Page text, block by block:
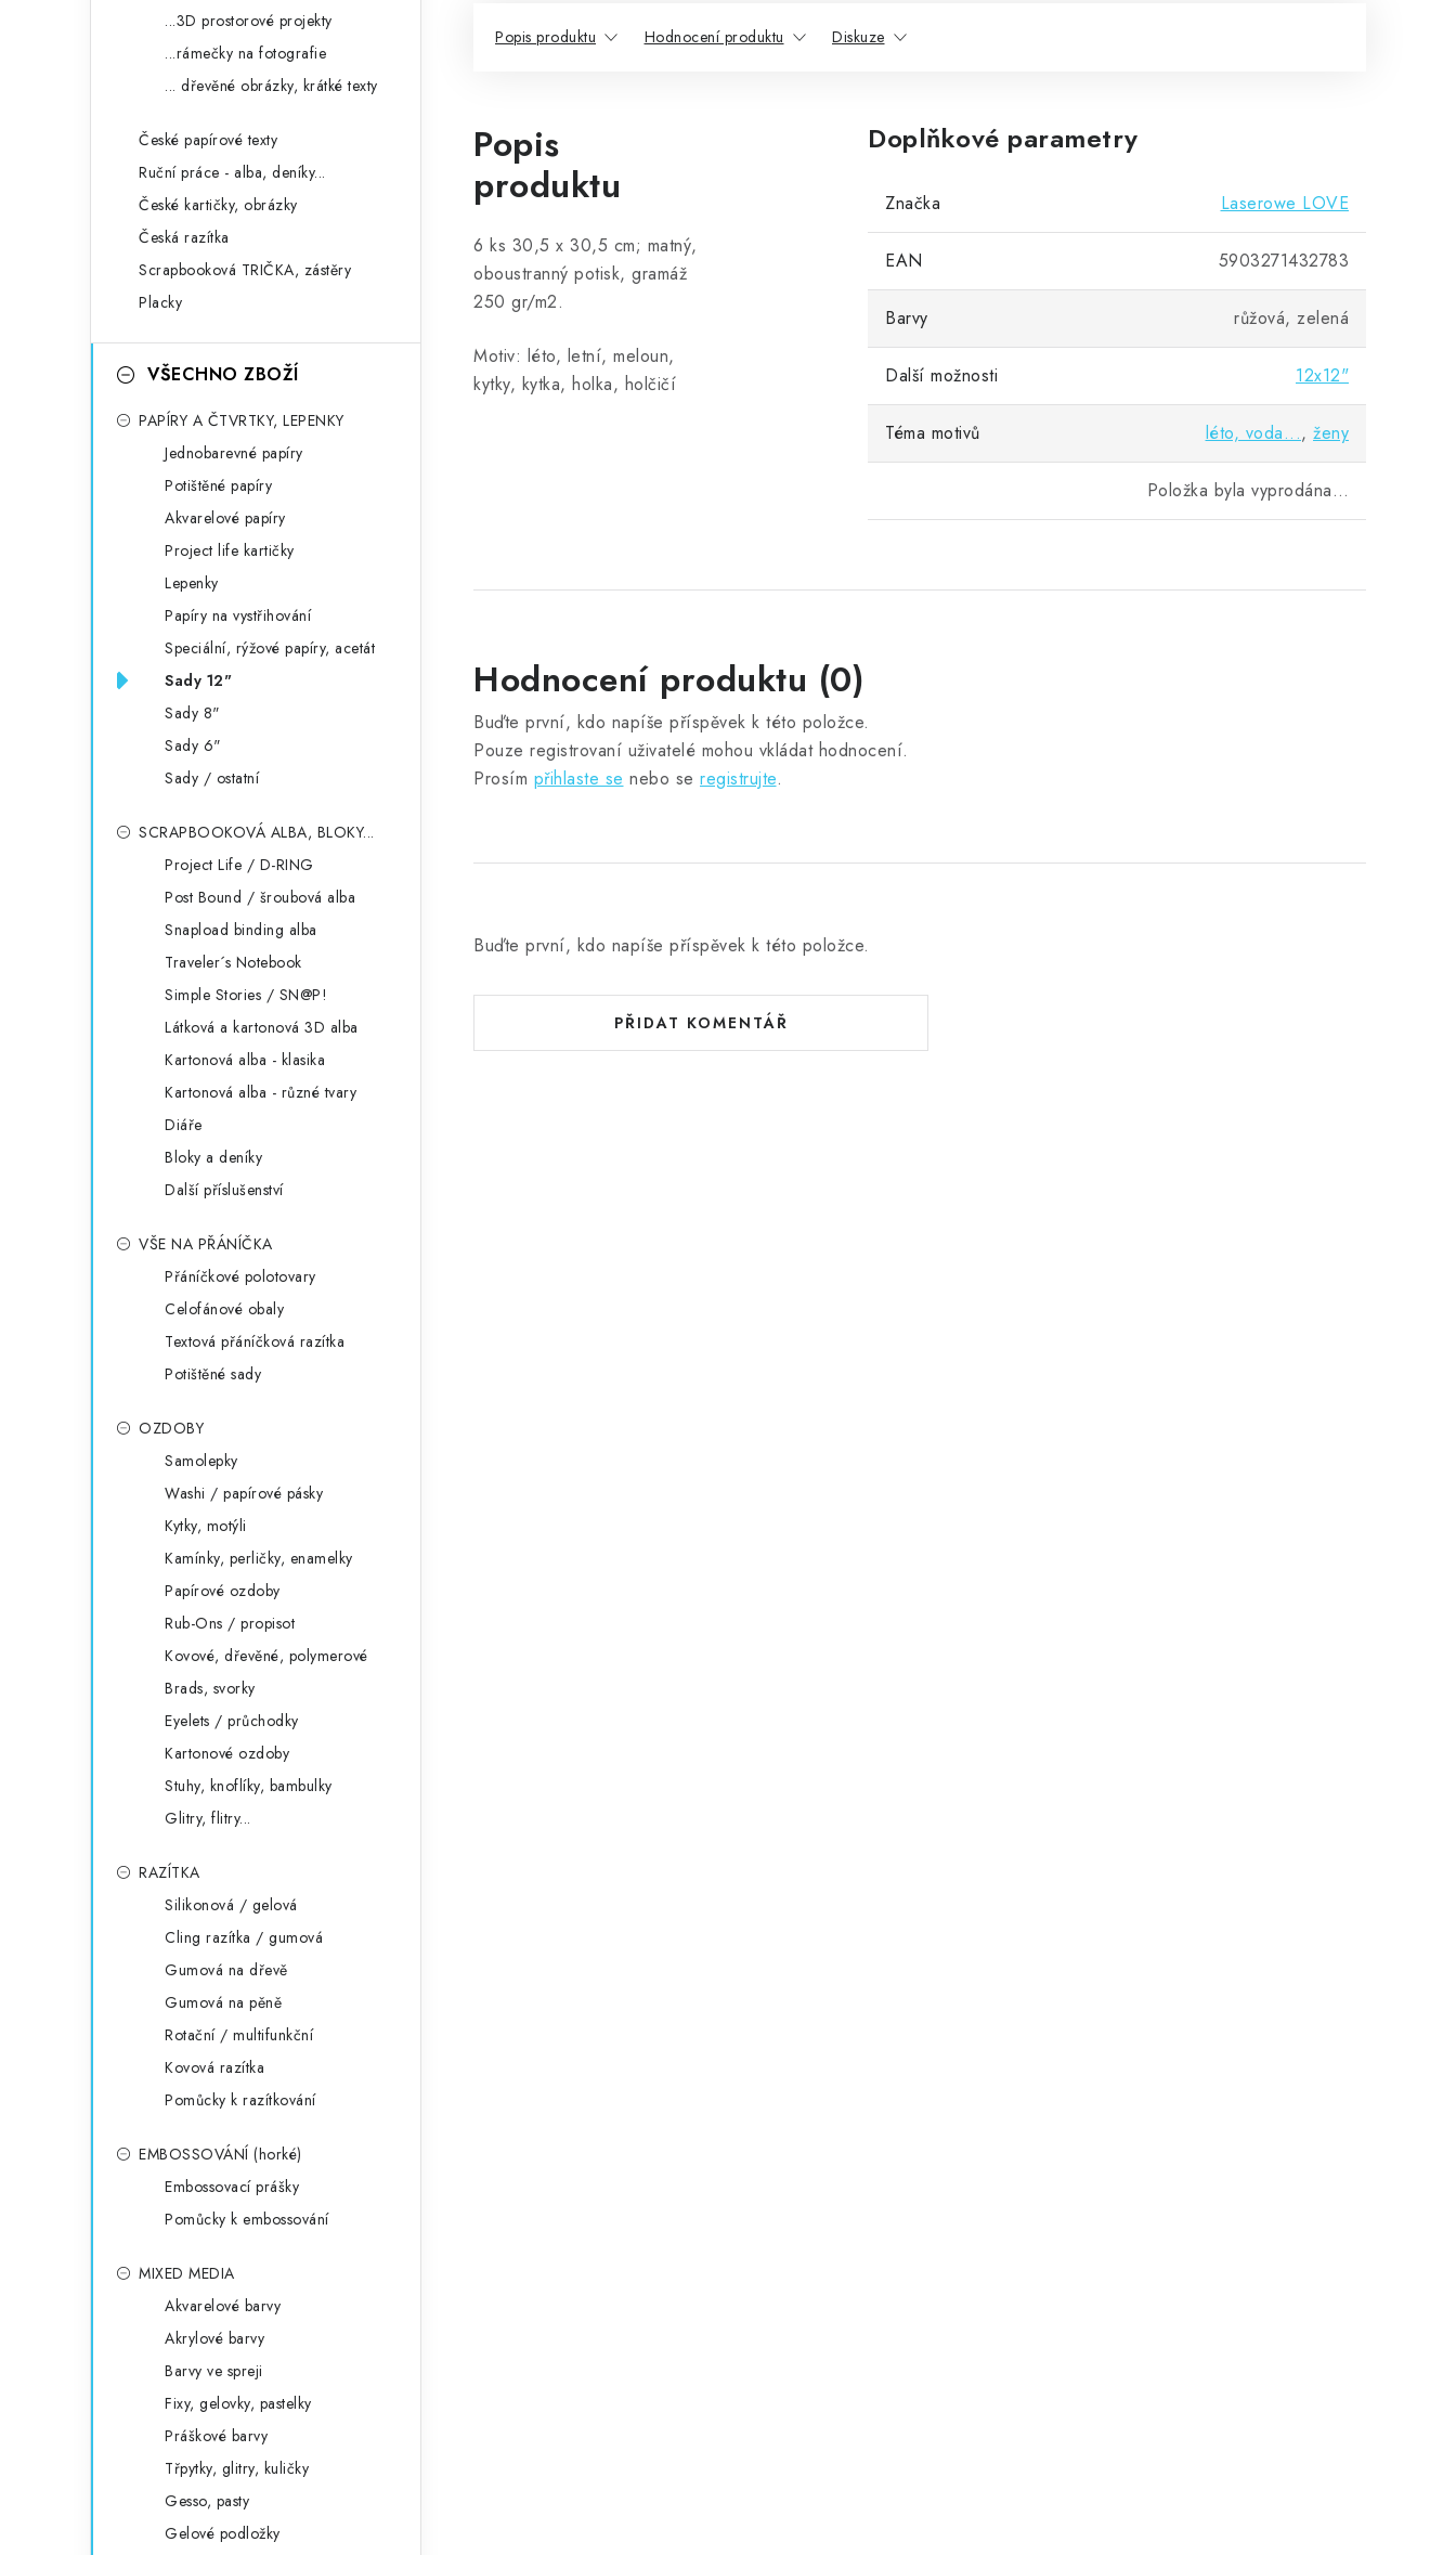
...3D prostorové projekty
...rámečky na fotografie
... dřevěné obrázky, krátké texty
České papírové texty
Ruční práce - alba, deníky...
České kartičky, obrázky
Česká razítka
Scrapbooková TRIČKA, zástěry
Placky
VŠECHNO ZBOŽÍ
PAPÍRY A ČTVRTKY, LEPENKY
Jednobarevné papíry
Potištěné papíry
Akvarelové papíry
Project life kartičky
Lepenky
Papíry na vystřihování
Speciální, rýžové papíry, acetát
Sady 12"
Sady 8"
Sady 6"
Sady / ostatní
SCRAPBOOKOVÁ ALBA, BLOKY...
Project Life / D-RING
Post Bound / šroubová alba
Snapload binding alba
Traveler´s Notebook
Simple Stories / SN@P!
Látková a kartonová 3D alba
Kartonová alba - klasika
Kartonová alba - různé tvary
Diáře
Bloky a deníky
Další příslušenství
VŠE NA PŘÁNÍČKA
Přáníčkové polotovary
Celofánové obaly
Textová přáníčková razítka
Potištěné sady
OZDOBY
Samolepky
Washi / papírové pásky
Kytky, motýli
Kamínky, perličky, enamelky
Papírové ozdoby
Rub-Ons / propisot
Kovové, dřevěné, polymerové
Brads, svorky
Eyelets / průchodky
Kartonové ozdoby
Stuhy, knoflíky, bambulky
Glitry, flitry...
RAZÍTKA
Silikonová / gelová
Cling razítka / gumová
Gumová na dřevě
Gumová na pěně
Rotační / multifunkční
Kovová razítka
Pomůcky k razítkování
EMBOSSOVÁNÍ (horké)
Embossovací prášky
Pomůcky k embossování
MIXED MEDIA
Akvarelové barvy
Akrylové barvy
Barvy ve spreji
Fixy, gelovky, pastelky
Práškové barvy
Třpytky, glitry, kuličky
Gesso, pasty
Gelové podložky
Popis produktu Hodnocení produktu Diskuze
Popis
produktu
6 ks 30,5 x 30,5 cm; matný,
oboustranný potisk, gramáž
250 gr/m2.
Motiv: léto, letní, meloun,
kytky, kytka, holka, holčičí
Doplňkové parametry
Značka Laserowe LOVE
EAN 5903271432783
Barvy růžová, zelená
Další možnosti 12x12"
Téma motivů léto, voda..., ženy
Položka byla vyprodána…
Hodnocení produktu (0)
Buďte první, kdo napíše příspěvek k této položce.
Pouze registrovaní uživatelé mohou vkládat hodnocení.
Prosím přihlaste se nebo se registrujte.
Buďte první, kdo napíše příspěvek k této položce.
PŘIDAT KOMENTÁŘ